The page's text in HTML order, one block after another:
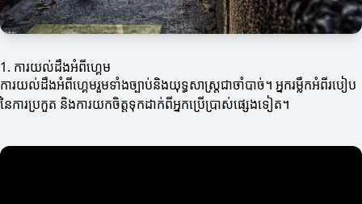
1. ការយល់ដឹងអំពីហ្គេម
ការយល់ដឹងអំពីហ្គេមរួមទាំងច្បាប់និងយុទ្ធសាស្ត្រជាចាំបាច់។ អ្នករម្លឹកអំពីរបៀប
នៃការប្រកួត និងការយកចិត្តទុកដាក់ពីអ្នកប្រើប្រាស់ផ្សេងទៀត។